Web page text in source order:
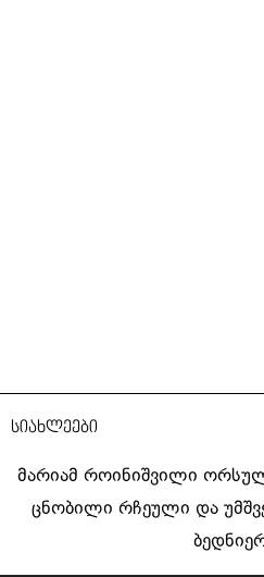
სიახლეები
მარიამ როინიშვილი
ცნობილი რჩეული და